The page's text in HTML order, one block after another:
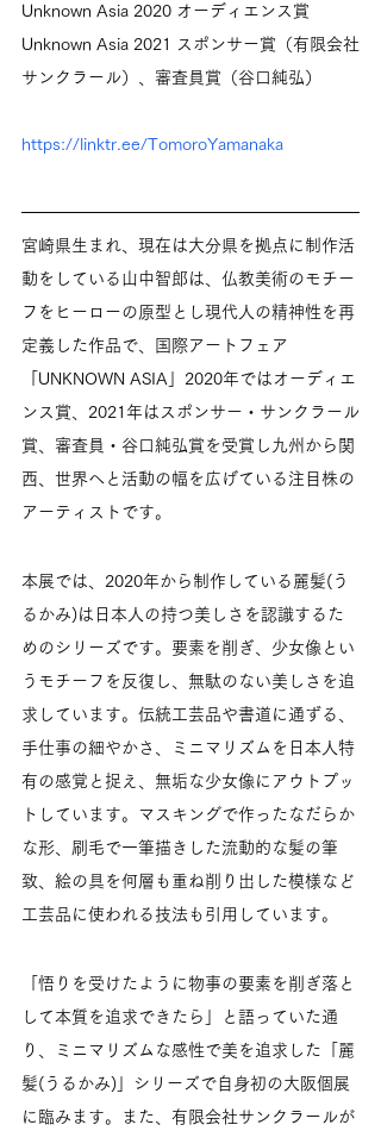
Unknown Asia 2020 オーディエンス賞
Unknown Asia 2021 スポンサー賞（有限会社
サンクラール）、審査員賞（谷口純弘）
https://linktr.ee/TomoroYamanaka
宮崎県生まれ、現在は大分県を拠点に制作活
動をしている山中智郎は、仏教美術のモチー
フをヒーローの原型とし現代人の精神性を再
定義した作品で、国際アートフェア
「UNKNOWN ASIA」2020年ではオーディエ
ンス賞、2021年はスポンサー・サンクラール
賞、審査員・谷口純弘賞を受賞し九州から関
西、世界へと活動の幅を広げている注目株の
アーティストです。
本展では、2020年から制作している麗髪(う
るかみ)は日本人の持つ美しさを認識するた
めのシリーズです。要素を削ぎ、少女像とい
うモチーフを反復し、無駄のない美しさを追
求しています。伝統工芸品や書道に通ずる、
手仕事の細やかさ、ミニマリズムを日本人特
有の感覚と捉え、無垢な少女像にアウトプッ
トしています。マスキングで作ったなだらか
な形、刷毛で一筆描きした流動的な髪の筆
致、絵の具を何層も重ね削り出した模様など
工芸品に使われる技法も引用しています。
「悟りを受けたように物事の要素を削ぎ落と
して本質を追求できたら」と語っていた通
り、ミニマリズムな感性で美を追求した「麗
髪(うるかみ)」シリーズで自身初の大阪個展
に臨みます。また、有限会社サンクラールが